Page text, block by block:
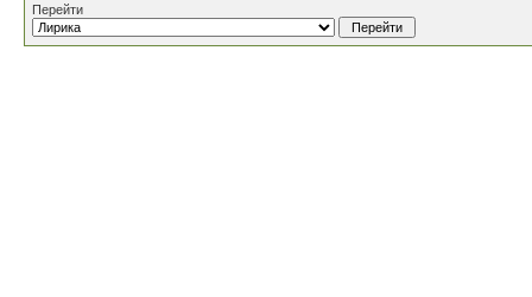
Перейти